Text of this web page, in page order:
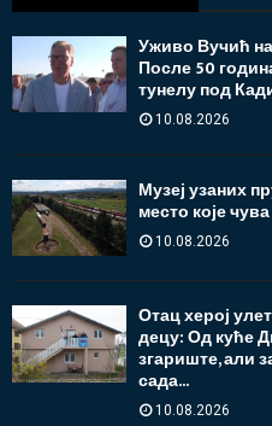
Уживо Вучић
После 50
тунелу под
10.08.2026
Музеј узаних
место које
10.08.2026
Отац херој
децу: Од куће
згариште, али
сада...
10.08.2026